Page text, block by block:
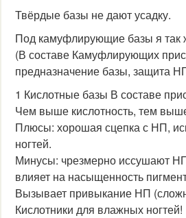
Твёрдые базы не дают усадку.
Под камуфлирующие базы я так
(В составе Камуфлирующих
предназначение базы, защита
1 Кислотные базы В составе
Чем выше кислотность, тем
Плюсы: хорошая сцепка с НП,
ногтей.
Минусы: чрезмерно иссушают
влияет на насыщенность
Вызывает привыкание НП
Кислотники для влажных ногтей!